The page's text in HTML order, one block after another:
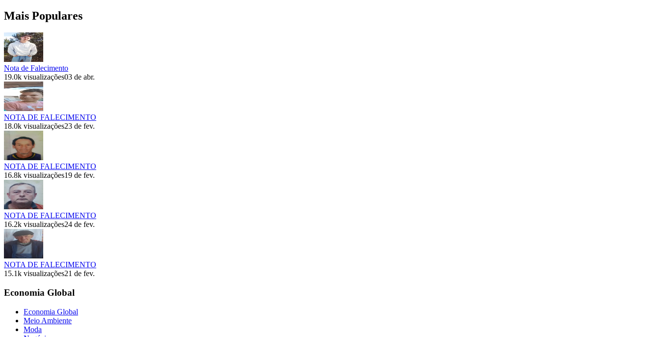
Mais Populares
Nota de Falecimento
19.0k visualizações03 de abr.
NOTA DE FALECIMENTO
18.0k visualizações23 de fev.
NOTA DE FALECIMENTO
16.8k visualizações19 de fev.
NOTA DE FALECIMENTO
16.2k visualizações24 de fev.
NOTA DE FALECIMENTO
15.1k visualizações21 de fev.
Economia Global
Economia Global
Meio Ambiente
Moda